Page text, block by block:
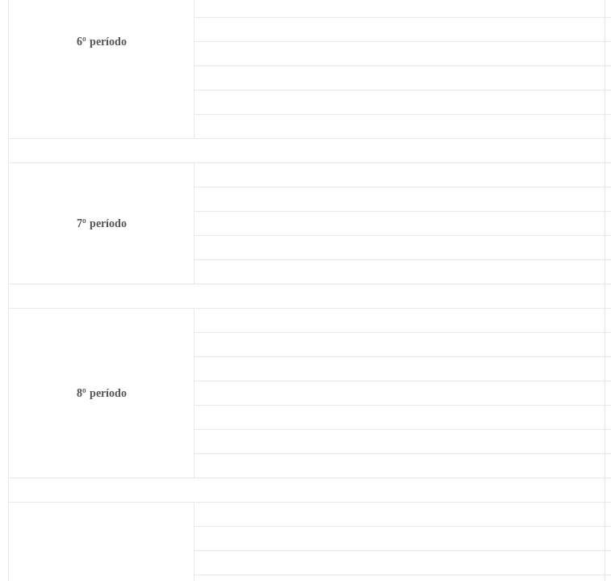
6º período
7º período
8º período